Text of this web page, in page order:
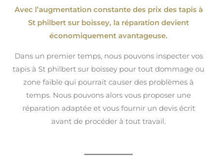
Avec l’augmentation constante des prix des tapis à
St philbert sur boissey, la réparation devient
économiquement avantageuse.
Dans un premier temps, nous pouvons inspecter vos
tapis à St philbert sur boissey pour tout dommage ou
zone faible qui pourrait causer des problèmes à
temps. Nous pouvons alors vous proposer une
réparation adaptée et vous fournir un devis écrit
avant de procéder à tout travail.